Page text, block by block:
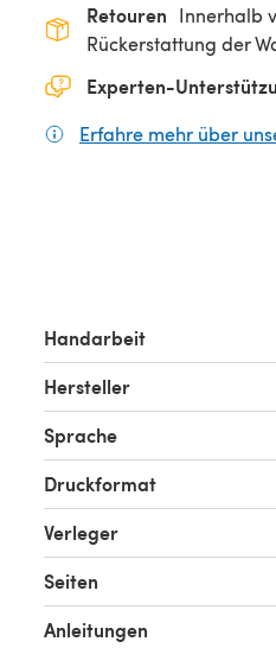
Retouren Innerhalb
Rückerstattung der
Experten-
Erfahre mehr über
Handarbeit
Hersteller
Sprache
Druckformat
Verleger
Seiten
Anleitungen